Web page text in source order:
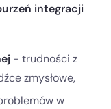
integracji
- trudności z
zmysłowe,
w